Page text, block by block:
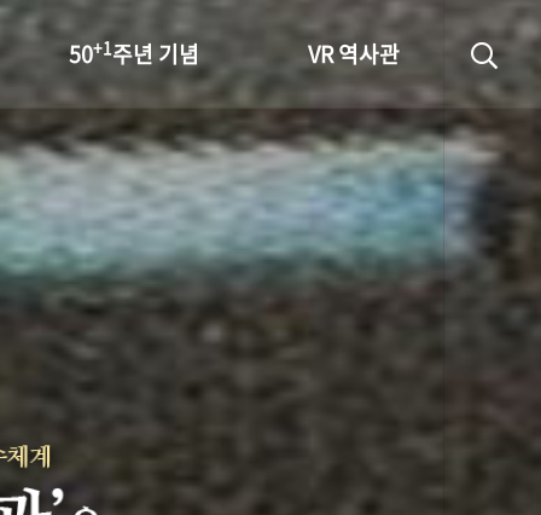
50+1주년 기념
성과 50선
숫자로 보는 50년
50
주년 광장
세계와 함께 한 KIHASA
VR 역사관